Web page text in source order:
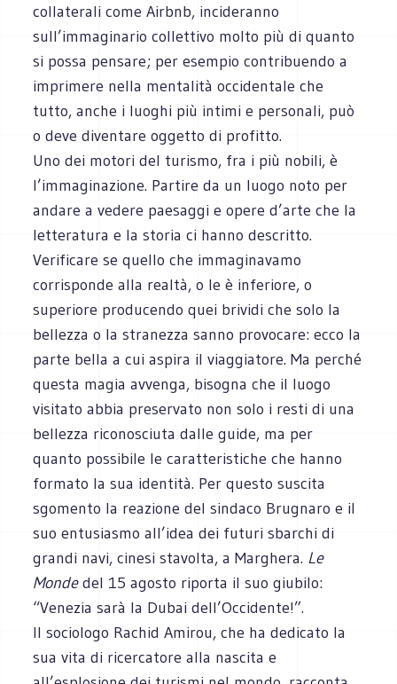
collaterali come Airbnb, incideranno
sull’immaginario collettivo molto più di quanto
si possa pensare; per esempio contribuendo a
imprimere nella mentalità occidentale che
tutto, anche i luoghi più intimi e personali, può
o deve diventare oggetto di profitto.
Uno dei motori del turismo, fra i più nobili, è
l’immaginazione. Partire da un luogo noto per
andare a vedere paesaggi e opere d’arte che la
letteratura e la storia ci hanno descritto.
Verificare se quello che immaginavamo
corrisponde alla realtà, o le è inferiore, o
superiore producendo quei brividi che solo la
bellezza o la stranezza sanno provocare: ecco la
parte bella a cui aspira il viaggiatore. Ma perché
questa magia avvenga, bisogna che il luogo
visitato abbia preservato non solo i resti di una
bellezza riconosciuta dalle guide, ma per
quanto possibile le caratteristiche che hanno
formato la sua identità. Per questo suscita
sgomento la reazione del sindaco Brugnaro e il
suo entusiasmo all’idea dei futuri sbarchi di
grandi navi, cinesi stavolta, a Marghera. Le
Mondedel 15 agosto riporta il suo giubilo:
“Venezia sarà la Dubai dell’Occidente!”.
Il sociologo Rachid Amirou, che ha dedicato la
sua vita di ricercatore alla nascita e